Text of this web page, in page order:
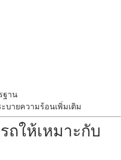
ฐาน
บายความร้อนเพิ่มเติม
ถให้เหมาะกับ